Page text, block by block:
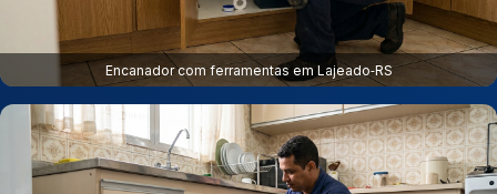
Encanador com ferramentas em Lajeado‑RS